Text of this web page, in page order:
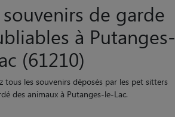
souvenirs de garde
à Putanges-
(61210)
tous les souvenirs déposés par les pet sitters
des animaux à Putanges-le-Lac.